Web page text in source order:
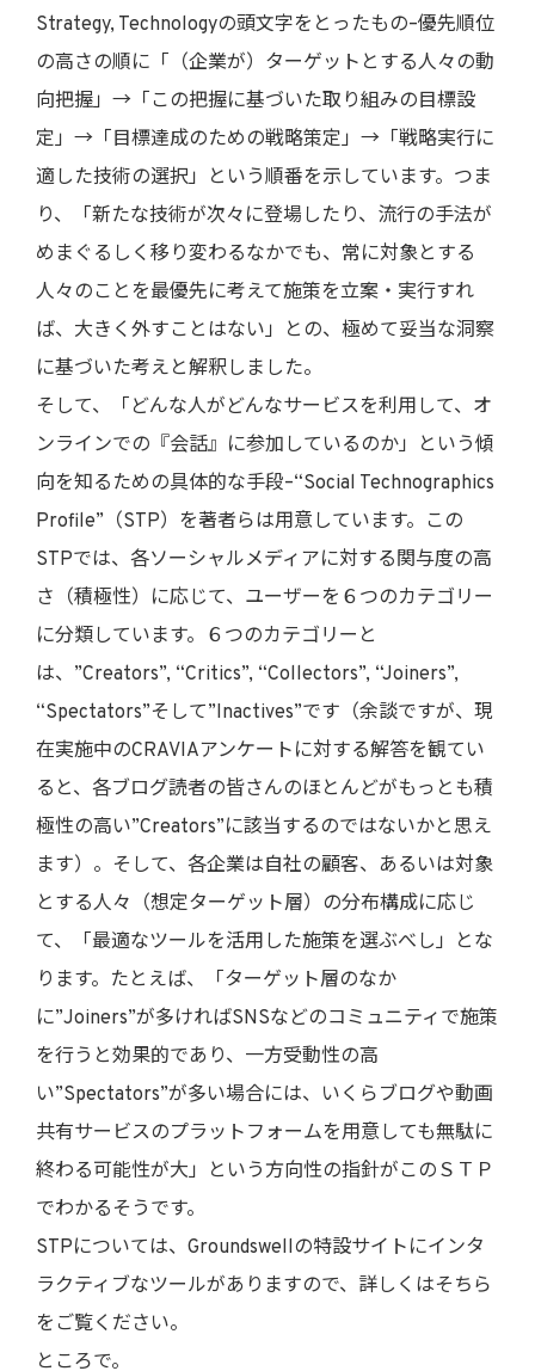
Strategy, Technologyの頭文字をとったもの–優先順位
の高さの順に「（企業が）ターゲットとする人々の動
向把握」→「この把握に基づいた取り組みの目標設
定」→「目標達成のための戦略策定」→「戦略実行に
適した技術の選択」という順番を示しています。つま
り、「新たな技術が次々に登場したり、流行の手法が
めまぐるしく移り変わるなかでも、常に対象とする
人々のことを最優先に考えて施策を立案・実行すれ
ば、大きく外すことはない」との、極めて妥当な洞察
に基づいた考えと解釈しました。
そして、「どんな人がどんなサービスを利用して、オ
ンラインでの『会話』に参加しているのか」という傾
向を知るための具体的な手段–“Social Technographics
Profile”（STP）を著者らは用意しています。この
STPでは、各ソーシャルメディアに対する関与度の高
さ（積極性）に応じて、ユーザーを６つのカテゴリー
に分類しています。６つのカテゴリーと
は、”Creators”, “Critics”, “Collectors”, “Joiners”,
“Spectators”そして”Inactives”です（余談ですが、現
在実施中のCRAVIAアンケートに対する解答を観てい
ると、各ブログ読者の皆さんのほとんどがもっとも積
極性の高い”Creators”に該当するのではないかと思え
ます）。そして、各企業は自社の顧客、あるいは対象
とする人々（想定ターゲット層）の分布構成に応じ
て、「最適なツールを活用した施策を選ぶべし」とな
ります。たとえば、「ターゲット層のなか
に”Joiners”が多ければSNSなどのコミュニティで施策
を行うと効果的であり、一方受動性の高
い”Spectators”が多い場合には、いくらブログや動画
共有サービスのプラットフォームを用意しても無駄に
終わる可能性が大」という方向性の指針がこのＳＴＰ
でわかるそうです。
STPについては、Groundswellの特設サイトにインタ
ラクティブなツールがありますので、詳しくはそちら
をご覧ください。
ところで。